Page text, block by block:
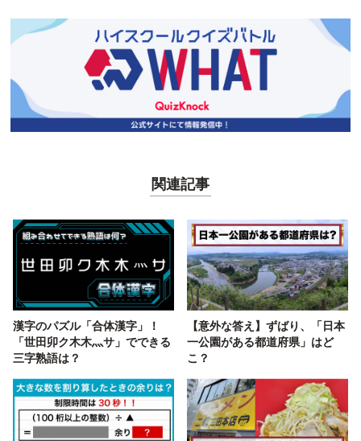
関連記事
漢字のパズル「合体漢字」！
「世田卯ク木木灬サ」でできる
三字熟語は？
【意外な答え】ずばり、「日本
一公園がある都道府県」はど
こ？